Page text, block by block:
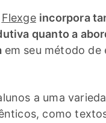
Flexge incorpora
quanto a
em seu método de
a uma
como